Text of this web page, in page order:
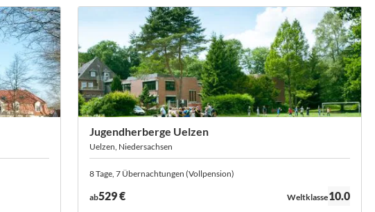
Jugendherberge Uelzen
Uelzen, Niedersachsen
8 Tage, 7 Übernachtungen (Vollpension)
ab529 € Bewertung:
Weltklasse10.0